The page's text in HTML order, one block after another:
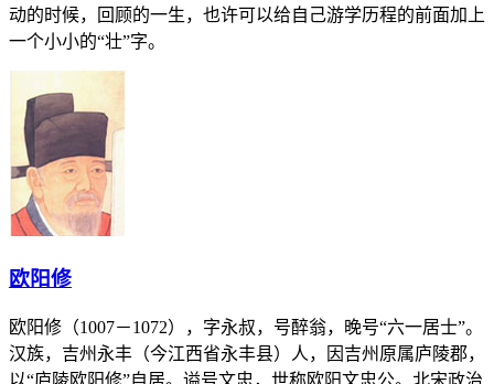
动的时候，回顾的一生，也许可以给自己游学历程的前面加上
一个小小的“壮”字。
欧阳修
欧阳修（1007－1072），字永叔，号醉翁，晚号“六一居士”。
汉族，吉州永丰（今江西省永丰县）人，因吉州原属庐陵郡，
以“庐陵欧阳修”自居。谥号文忠，世称欧阳文忠公。北宋政治